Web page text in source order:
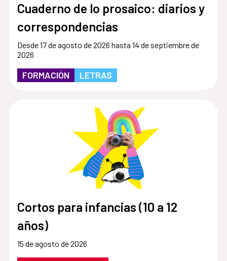
Cuaderno de lo prosaico: diarios y
correspondencias
Desde 17 de agosto de 2026 hasta 14 de septiembre de
2026
FORMACIÓN LETRAS
Cortos para infancias (10 a 12
años)
15 de agosto de 2026